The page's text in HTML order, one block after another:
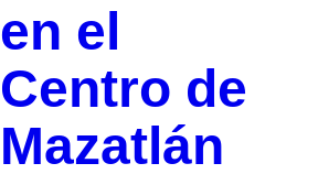
en el
Centro de
Mazatlán